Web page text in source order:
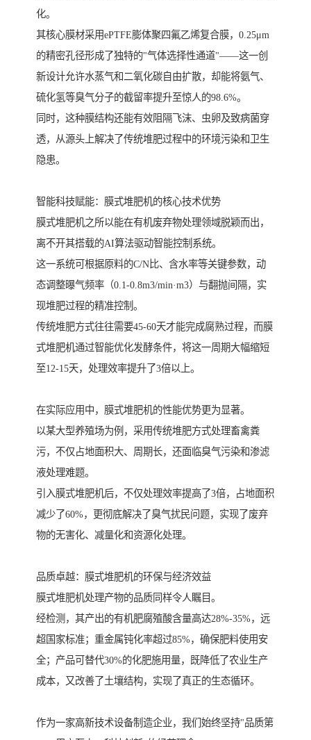
化。
其核心膜材采用ePTFE膨体聚四氟乙烯复合膜，0.25μm
的精密孔径形成了独特的"气体选择性通道"——这一创
新设计允许水蒸气和二氧化碳自由扩散，却能将氨气、
硫化氢等臭气分子的截留率提升至惊人的98.6%。
同时，这种膜结构还能有效阻隔飞沫、虫卵及致病菌穿
透，从源头上解决了传统堆肥过程中的环境污染和卫生
隐患。
智能科技赋能：膜式堆肥机的核心技术优势
膜式堆肥机之所以能在有机废弃物处理领域脱颖而出，
离不开其搭载的AI算法驱动智能控制系统。
这一系统可根据原料的C/N比、含水率等关键参数，动
态调整曝气频率（0.1-0.8m3/min·m3）与翻抛间隔，实
现堆肥过程的精准控制。
传统堆肥方式往往需要45-60天才能完成腐熟过程，而膜
式堆肥机通过智能优化发酵条件，将这一周期大幅缩短
至12-15天，处理效率提升了3倍以上。
在实际应用中，膜式堆肥机的性能优势更为显著。
以某大型养殖场为例，采用传统堆肥方式处理畜禽粪
污，不仅占地面积大、周期长，还面临臭气污染和渗滤
液处理难题。
引入膜式堆肥机后，不仅处理效率提高了3倍，占地面积
减少了60%，更彻底解决了臭气扰民问题，实现了废弃
物的无害化、减量化和资源化处理。
品质卓越：膜式堆肥机的环保与经济效益
膜式堆肥机处理产物的品质同样令人瞩目。
经检测，其产出的有机肥腐殖酸含量高达28%-35%，远
超国家标准；重金属钝化率超过85%，确保肥料使用安
全；产品可替代30%的化肥施用量，既降低了农业生产
成本，又改善了土壤结构，实现了真正的生态循环。
作为一家高新技术设备制造企业，我们始终坚持"品质第